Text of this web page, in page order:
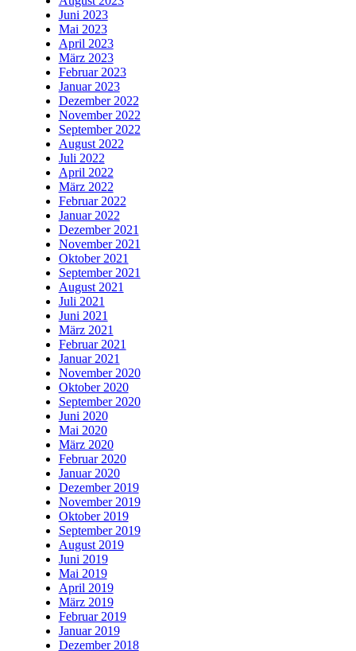
Juni 2023
Mai 2023
April 2023
März 2023
Februar 2023
Januar 2023
Dezember 2022
November 2022
September 2022
August 2022
Juli 2022
April 2022
März 2022
Februar 2022
Januar 2022
Dezember 2021
November 2021
Oktober 2021
September 2021
August 2021
Juli 2021
Juni 2021
März 2021
Februar 2021
Januar 2021
November 2020
Oktober 2020
September 2020
Juni 2020
Mai 2020
März 2020
Februar 2020
Januar 2020
Dezember 2019
November 2019
Oktober 2019
September 2019
August 2019
Juni 2019
Mai 2019
April 2019
März 2019
Februar 2019
Januar 2019
Dezember 2018